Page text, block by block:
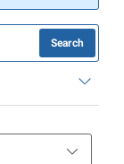
Search